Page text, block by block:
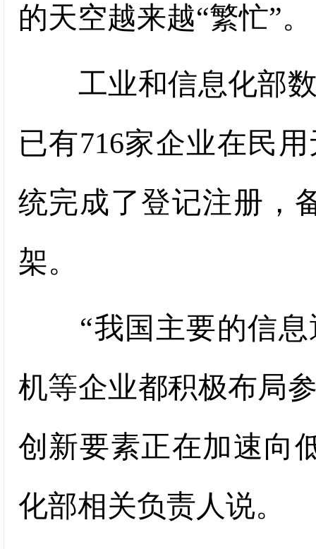
的天空越来越“繁忙”。
工业和信息化部数
已有716家企业在民
统完成了登记注册，
架。
“我国主要的信息
机等企业都积极布局
创新要素正在加速向
化部相关负责人说。